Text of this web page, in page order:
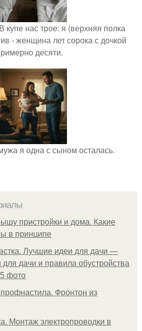
купе нас трое: я (верхняя полка
- женщина лет сорока с дочкой
десяти.
я одна с сыном осталась.
пристройки и дома. Какие
в принципе
Лучшие идеи для дачи —
для дачи и правила обустройства
фото
Фронтон из
Монтаж электропроводки в